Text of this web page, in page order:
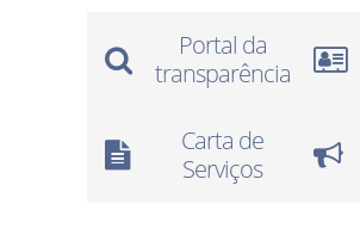
Portal da
transparência
Carta de
Serviços